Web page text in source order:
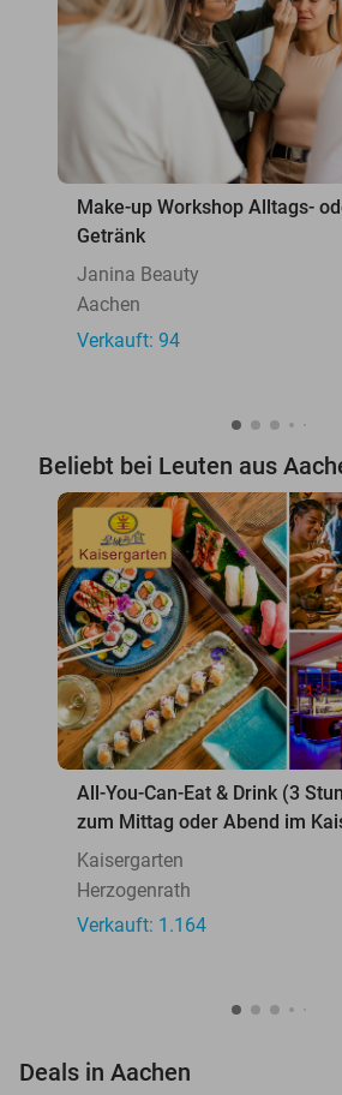
Make-up Workshop Alltags-
Getränk
Janina Beauty
Aachen
Verkauft: 94
Beliebt bei Leuten aus
All-You-Can-Eat & Drink (3
zum Mittag oder Abend im
Kaisergarten
Herzogenrath
Verkauft: 1.164
Deals in Aachen